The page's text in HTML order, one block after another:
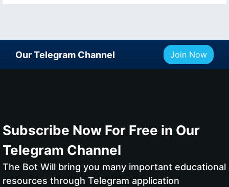
Our Telegram Channel Join Now
Subscribe Now For Free in Our
Telegram Channel
The Bot Will bring you many important educational
resources through Telegram application